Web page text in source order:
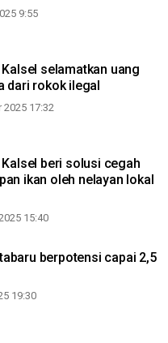
9:55
selamatkan uang
dari rokok ilegal
2025 17:32
beri solusi cegah
ikan oleh nelayan lokal
15:40
berpotensi capai 2,5
19:30